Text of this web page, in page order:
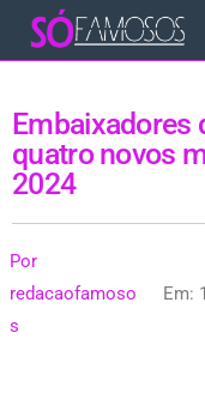
Embaixadores
quatro novos
2024
Por
redacaofamoso
s
Em: